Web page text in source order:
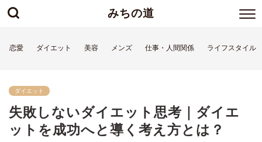
みちの道
恋愛 ダイエット 美容 メンズ 仕事・人間関係 ライフスタイル
ダイエット
失敗しないダイエット思考｜ダイエ
ットを成功へと導く考え方とは？